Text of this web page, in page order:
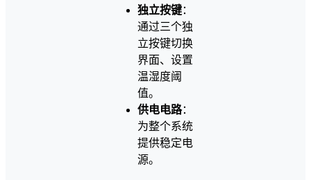
独立按键：
通过三个独
立按键切换
界面、设置
温湿度阈
值。
供电电路：
为整个系统
提供稳定电
源。